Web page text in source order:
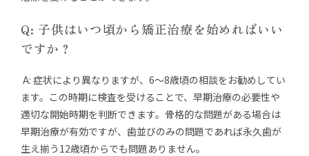
Q: 子供はいつ頃から矯正治療を始めればいい
ですか？
A: 症状により異なりますが、6〜8歳頃の相談をお勧めしてい
ます。この時期に検査を受けることで、早期治療の必要性や
適切な開始時期を判断できます。骨格的な問題がある場合は
早期治療が有効ですが、歯並びのみの問題であれば永久歯が
生え揃う12歳頃からでも問題ありません。